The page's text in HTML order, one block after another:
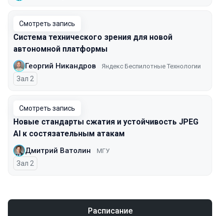
Смотреть запись
Система технического зрения для новой
автономной платформы
Георгий Никандров Яндекс Беспилотные Технологии
Зал 2
Смотреть запись
Новые стандарты сжатия и устойчивость JPEG
AI к состязательным атакам
Дмитрий Ватолин МГУ
Зал 2
Расписание